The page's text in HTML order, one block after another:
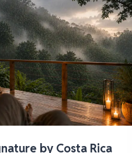
by Costa Rica